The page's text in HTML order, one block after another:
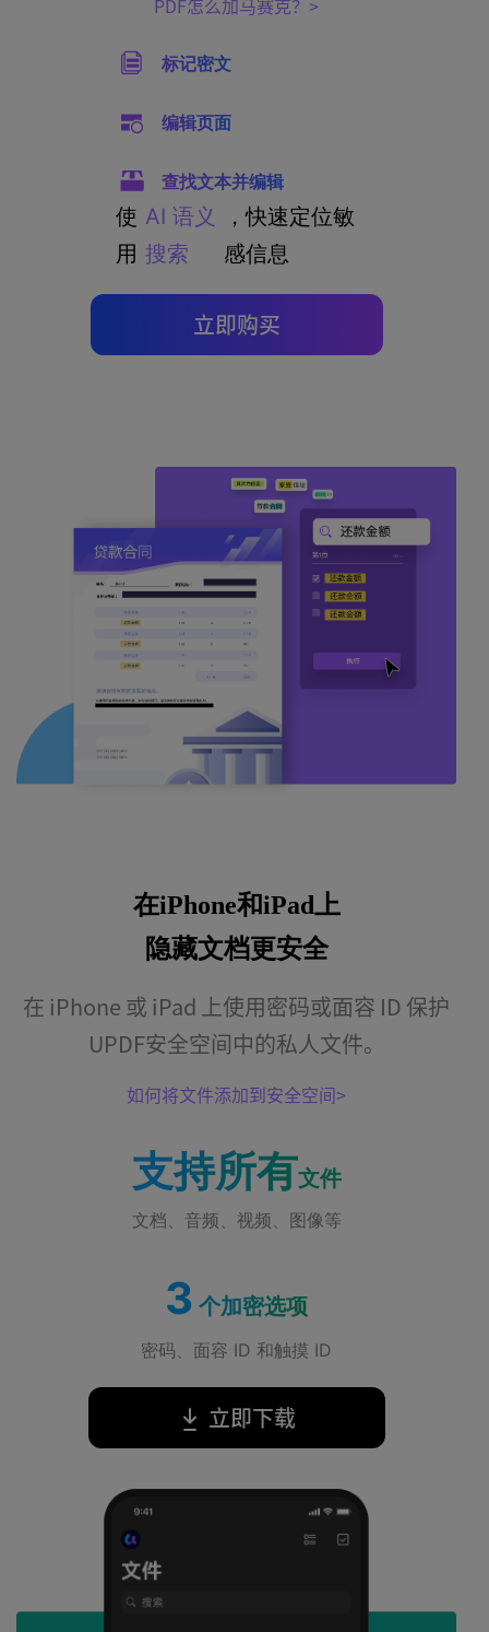
PDF怎么加马赛克？
标记密文
编辑页面
查找文本并编辑
使
用
AI 语义
搜索
，快速定位敏
感信息
立即购买
在iPhone和iPad上
隐藏文档更安全
在 iPhone 或 iPad 上使用密码或面容 ID 保护
UPDF安全空间中的私人文件。
如何将文件添加到安全空间
支持所有文件
文档、音频、视频、图像等
3 个加密选项
密码、面容 ID 和触摸 ID
立即下载